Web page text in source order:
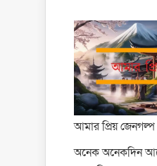
আমার প্রিয় জেনগল্প
অনেক অনেকদিন